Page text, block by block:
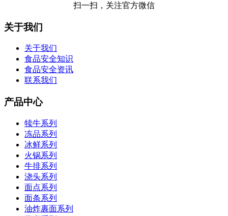
扫一扫，关注官方微信
关于我们
关于我们
食品安全知识
食品安全资讯
联系我们
产品中心
犊牛系列
冻品系列
冰鲜系列
火锅系列
牛排系列
浇头系列
面点系列
面条系列
油炸裹面系列